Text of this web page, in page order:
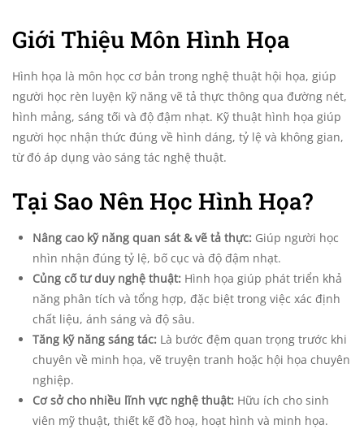
Giới Thiệu Môn Hình Họa
Hình họa là môn học cơ bản trong nghệ thuật hội họa, giúp
người học rèn luyện kỹ năng vẽ tả thực thông qua đường nét,
hình mảng, sáng tối và độ đậm nhạt. Kỹ thuật hình họa giúp
người học nhận thức đúng về hình dáng, tỷ lệ và không gian,
từ đó áp dụng vào sáng tác nghệ thuật.
Tại Sao Nên Học Hình Họa?
Nâng cao kỹ năng quan sát & vẽ tả thực: Giúp người học
nhìn nhận đúng tỷ lệ, bố cục và độ đậm nhạt.
Củng cố tư duy nghệ thuật: Hình họa giúp phát triển khả
năng phân tích và tổng hợp, đặc biệt trong việc xác định
chất liệu, ánh sáng và độ sâu.
Tăng kỹ năng sáng tác: Là bước đệm quan trọng trước khi
chuyên về minh họa, vẽ truyện tranh hoặc hội họa chuyên
nghiệp.
Cơ sở cho nhiều lĩnh vực nghệ thuật: Hữu ích cho sinh
viên mỹ thuật, thiết kế đồ hoạ, hoạt hình và minh họa.